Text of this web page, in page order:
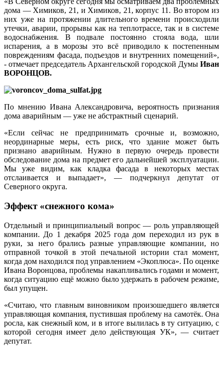
дома — Химиков, 21, и Химиков, 21, корпус 11. Во втором из
них уже на протяжении длительного времени происходили
утечки, аварии, прорывы как на теплотрассе, так и в системе
водоснабжения. В подвале постоянно стояла вода, шли
испарения, а в морозы это всё приводило к постепенным
повреждениям фасада, подъездов и внутренних помещений»,
- отмечает председатель Архангельской городской Думы Иван
ВОРОНЦОВ.
По мнению Ивана Александровича, вероятность признания
дома аварийным — уже не абстрактный сценарий.
«Если сейчас не предпринимать срочные и, возможно,
неординарные меры, есть риск, что здание может быть
признано аварийным. Нужно в первую очередь провести
обследование дома на предмет его дальнейшей эксплуатации.
Мы уже видим, как кладка фасада в некоторых местах
отслаивается и выпадает», — подчеркнул депутат от
Северного округа.
Эффект «снежного кома»
Отдельный и принципиальный вопрос — роль управляющей
компании. До 1 декабря 2025 года дом переходил из рук в
руки, за него брались разные управляющие компании, но
отправной точкой в этой печальной истории стал момент,
когда дом находился под управлением «Экоплюса». По оценке
Ивана Воронцова, проблемы накапливались годами и момент,
когда ситуацию ещё можно было удержать в рабочем режиме,
был упущен.
«Считаю, что главным виновником произошедшего является
управляющая компания, пустившая проблему на самотёк. Она
росла, как снежный ком, и в итоге вылилась в ту ситуацию, с
которой сегодня имеет дело действующая УК», — считает
депутат.